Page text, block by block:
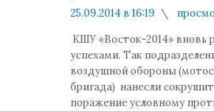
25.09.2014 в 16:19
КШУ «Восток-2014» вновь
успехами. Так
воздушной обороны
бригада) нанесли
поражение условному